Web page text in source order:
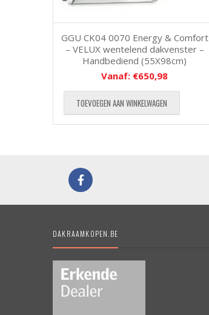
GGU CK04 0070 Energy & Comfort
– VELUX wentelend dakvenster –
Handbediend (55X98cm)
Vanaf: €650,98
TOEVOEGEN AAN WINKELWAGEN
DAKRAAMKOPEN.BE